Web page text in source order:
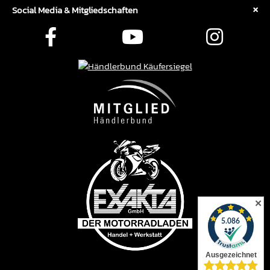
Social Media & Mitgliedschaften
✕